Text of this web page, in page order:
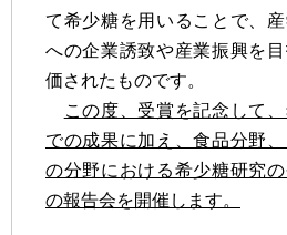
て希少糖を用いることで、
への企業誘致や産業振興を
価されたものです。
この度、受賞を記念して
での成果に加え、食品分野
の分野における希少糖研究
の報告会を開催します。